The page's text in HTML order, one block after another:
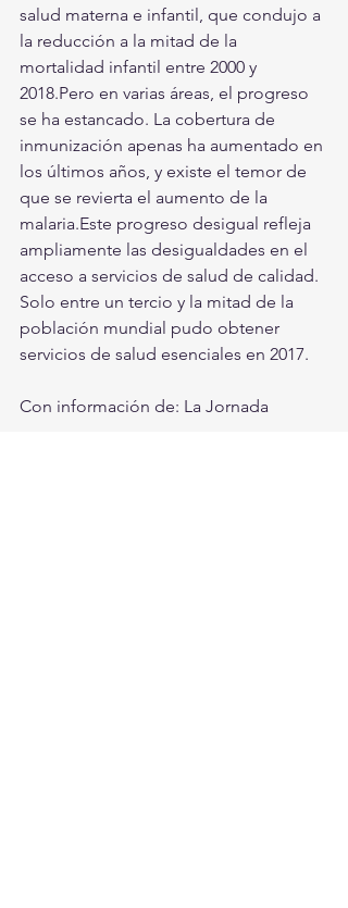
salud materna e infantil, que condujo a
la reducción a la mitad de la
mortalidad infantil entre 2000 y
2018.Pero en varias áreas, el progreso
se ha estancado. La cobertura de
inmunización apenas ha aumentado en
los últimos años, y existe el temor de
que se revierta el aumento de la
malaria.Este progreso desigual refleja
ampliamente las desigualdades en el
acceso a servicios de salud de calidad.
Solo entre un tercio y la mitad de la
población mundial pudo obtener
servicios de salud esenciales en 2017.
Con información de: La Jornada